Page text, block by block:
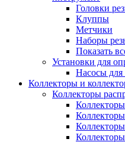
Головки
Клуппы
Метчики
Наборы
Показать
Установки для
Насосы для
Коллекторы и
Коллекторы